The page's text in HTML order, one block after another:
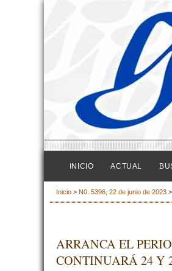
INICIO ACTUAL
Inicio > N0. 5396, 22 de junio de 2023 >
ARRANCA EL
CONTINUARÁ 24 Y